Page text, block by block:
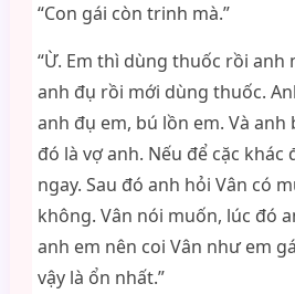
“Con gái còn trinh mà.”
“Ừ. Em thì dùng thuốc rồi anh
anh đụ rồi mới dùng thuốc.
anh đụ em, bú lồn em. Và
đó là vợ anh. Nếu để cặc khác
ngay. Sau đó anh hỏi Vân có
không. Vân nói muốn, lúc đó
anh em nên coi Vân như em
vậy là ổn nhất.”